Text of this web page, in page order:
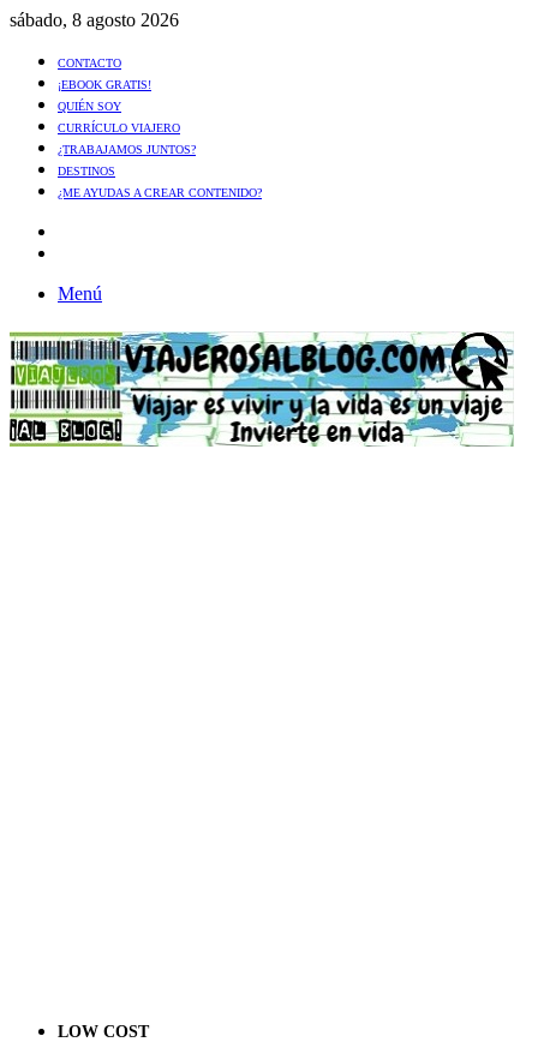
sábado, 8 agosto 2026
CONTACTO
¡EBOOK GRATIS!
QUIÉN SOY
CURRÍCULO VIAJERO
¿TRABAJAMOS JUNTOS?
DESTINOS
¿ME AYUDAS A CREAR CONTENIDO?
Menú
LOW COST